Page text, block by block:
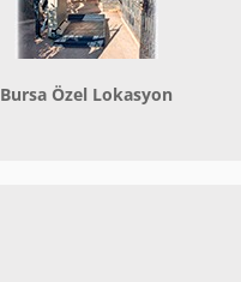
Bursa Özel Lokasyon